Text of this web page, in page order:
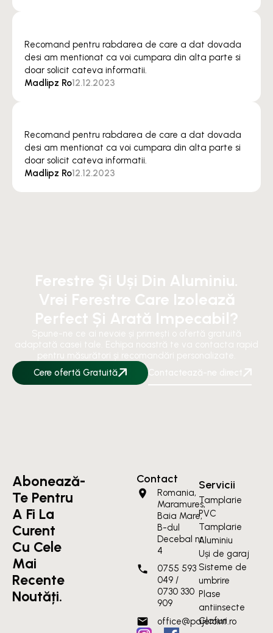
Recomand pentru rabdarea de care a dat dovada
desi am mentionat ca voi cumpara din alta parte si
doar solicit cateva informatii.
Madlipz Ro12.12.2023
Recomand pentru rabdarea de care a dat dovada
desi am mentionat ca voi cumpara din alta parte si
doar solicit cateva informatii.
Madlipz Ro12.12.2023
Ferestre Și Uși Din Aluminiu.
Vrei Ferestre Care Izolează
Perfect Și Arată Impecabil?
Spune-ne ce ai nevoie și primești o ofertă gratuită
adaptată casei tale. Echipa noastră te va contacta rapid
pentru măsurători și recomandări personalizate.
Cere ofertă Gratuită
Contactează-ne direct
Abonează-
Te Pentru
A Fi La
Curent
Cu Cele
Mai
Recente
Noutăți.
Contact
Romania,
Maramures,
Baia Mare,
B-dul
Decebal nr.
4
0755 593
049 /
0730 330
909
office@pajeroint.ro
Servicii
Tamplarie
PVC
Tamplarie
Aluminiu
Uși de garaj
Sisteme de
umbrire
Plase
antiinsecte
Glafuri